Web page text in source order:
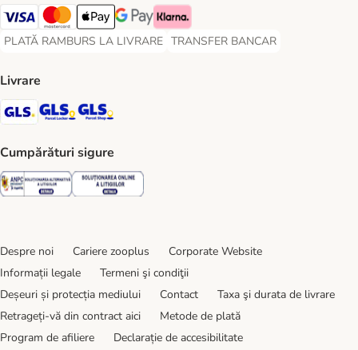
Visa Payment Method
Master Card Payment Method
Apple Pay Payment Method
Google Pay Payment Method
Klarna Payment Method
PLATĂ RAMBURS LA LIVRARE
PLATĂ RAMBURS LA LIVRARE Payment Method
TRANSFER BANCAR
TRANSFER BANCAR Payment
Livrare
GLS Shipping Method
GLS Locker Shipping Method
Cumpărături sigure
Security Security
Despre noi Cariere zooplus
Corporate Website
Informații legale
Termeni şi condiţii
Deșeuri și protecția mediului
Contact
Taxa şi durata de livrare
Retrageți-vă din contract aici
Metode de plată
Program de afiliere
Declarație de accesibilitate